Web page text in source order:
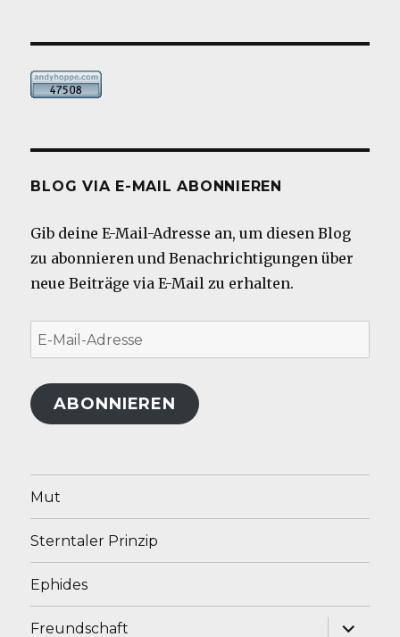
BLOG VIA E-MAIL ABONNIEREN
Gib deine E-Mail-Adresse an, um diesen Blog
zu abonnieren und Benachrichtigungen über
neue Beiträge via E-Mail zu erhalten.
E-
Mail-
Adresse
ABONNIEREN
Mut
Sterntaler Prinzip
Ephides
Freundschaft